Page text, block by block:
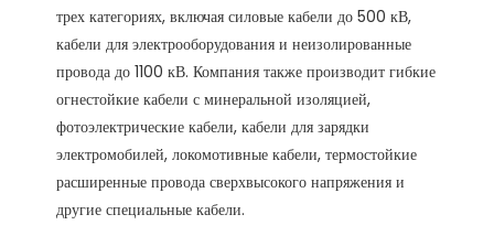
трех категориях, включая силовые кабели до 500 кВ,
кабели для электрооборудования и неизолированные
провода до 1100 кВ. Компания также производит гибкие
огнестойкие кабели с минеральной изоляцией,
фотоэлектрические кабели, кабели для зарядки
электромобилей, локомотивные кабели, термостойкие
расширенные провода сверхвысокого напряжения и
другие специальные кабели.